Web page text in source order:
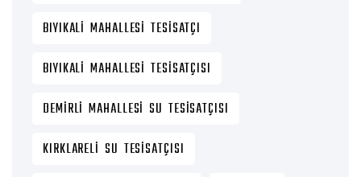
BIYIKALI MAHALLESI TESISATÇI
BIYIKALI MAHALLESI TESISATÇISI
DEMIRLI MAHALLESI SU TESISATÇISI
KIRKLARELI SU TESISATÇISI